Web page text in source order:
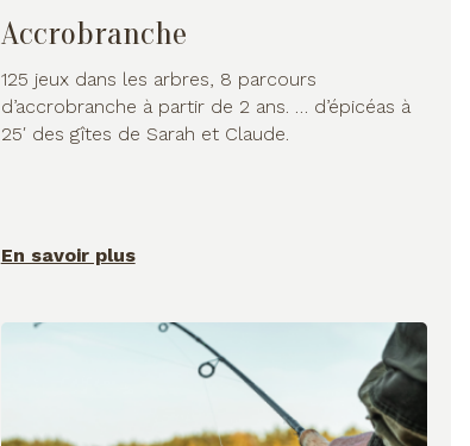
Accrobranche
125 jeux dans les arbres, 8 parcours
d’accrobranche à partir de 2 ans. … d’épicéas à
25′ des gîtes de Sarah et Claude.
En savoir plus